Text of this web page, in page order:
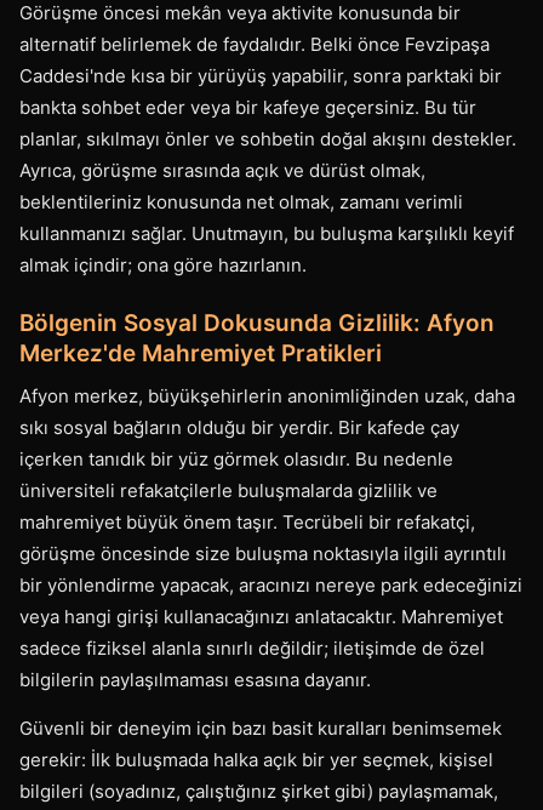
Görüşme öncesi mekân veya aktivite konusunda bir
alternatif belirlemek de faydalıdır. Belki önce Fevzipaşa
Caddesi'nde kısa bir yürüyüş yapabilir, sonra parktaki bir
bankta sohbet eder veya bir kafeye geçersiniz. Bu tür
planlar, sıkılmayı önler ve sohbetin doğal akışını destekler.
Ayrıca, görüşme sırasında açık ve dürüst olmak,
beklentileriniz konusunda net olmak, zamanı verimli
kullanmanızı sağlar. Unutmayın, bu buluşma karşılıklı keyif
almak içindir; ona göre hazırlanın.
Bölgenin Sosyal Dokusunda Gizlilik: Afyon
Merkez'de Mahremiyet Pratikleri
Afyon merkez, büyükşehirlerin anonimliğinden uzak, daha
sıkı sosyal bağların olduğu bir yerdir. Bir kafede çay
içerken tanıdık bir yüz görmek olasıdır. Bu nedenle
üniversiteli refakatçilerle buluşmalarda gizlilik ve
mahremiyet büyük önem taşır. Tecrübeli bir refakatçi,
görüşme öncesinde size buluşma noktasıyla ilgili ayrıntılı
bir yönlendirme yapacak, aracınızı nereye park edeceğinizi
veya hangi girişi kullanacağınızı anlatacaktır. Mahremiyet
sadece fiziksel alanla sınırlı değildir; iletişimde de özel
bilgilerin paylaşılmaması esasına dayanır.
Güvenli bir deneyim için bazı basit kuralları benimsemek
gerekir: İlk buluşmada halka açık bir yer seçmek, kişisel
bilgileri (soyadınız, çalıştığınız şirket gibi) paylaşmamak,